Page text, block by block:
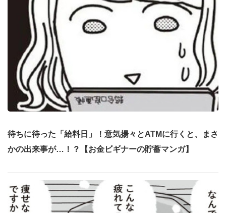
待ちに待った「給料日」！意気揚々とATMに行くと、まさ
かの出来事が…！？【お金ビギナーの貯蓄マンガ】